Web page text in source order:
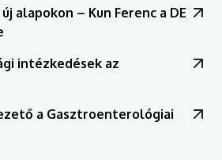
alapokon – Kun Ferenc a DE
intézkedések az
a Gasztroenterológiai